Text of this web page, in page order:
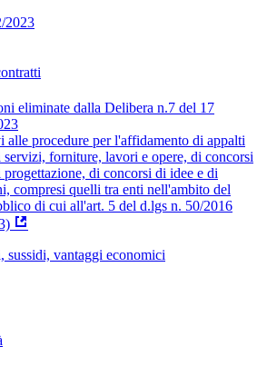
2023
eliminate dalla Delibera n.7 del 17
alle procedure per l'affidamento di appalti
forniture, lavori e opere, di concorsi
di concorsi di idee e di
compresi quelli tra enti nell'ambito del
di cui all'art. 5 del d.lgs n. 50/2016
sussidi, vantaggi economici